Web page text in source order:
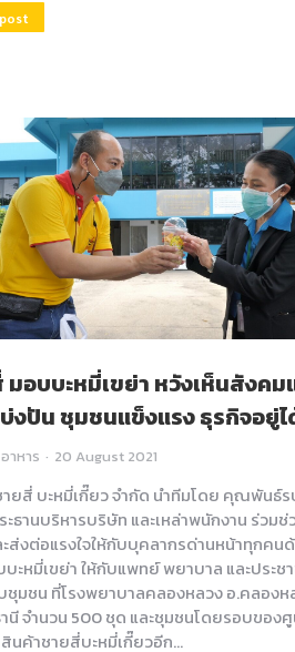
มอบบะหมี่เขย่า หวังเห็นสังคม
งปัน ชุมชนแข็งแรง ธุรกิจอยู่
อาหาร 20 August 2021
ยสี่ บะหมี่เกี๊ยว จำกัด นำทีมโดย คุณพันธ์
ะธานบริหารบริษัท และเหล่าพนักงาน ร่วมช่
ส่งต่อแรงใจให้กับบุคลากรด่านหน้าทุกคน
ะหมี่เขย่า ให้กับแพทย์ พยาบาล และประช
ชุมชน ที่โรงพยาบาลคลองหลวง อ.คลองห
นี จำนวน 500 ชุด และชุมชนโดยรอบของ
นค้าชายสี่บะหมี่เกี๊ยวอีก…